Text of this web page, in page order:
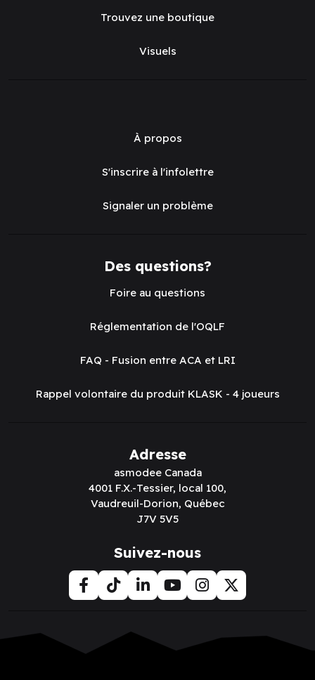
Trouvez une boutique
Visuels
À propos
S'inscrire à l'infolettre
Signaler un problème
Des questions?
Foire au questions
Réglementation de l'OQLF
FAQ - Fusion entre ACA et LRI
Rappel volontaire du produit KLASK - 4 joueurs
Adresse
asmodee Canada
4001 F.X.-Tessier, local 100,
Vaudreuil-Dorion, Québec
J7V 5V5
Suivez-nous